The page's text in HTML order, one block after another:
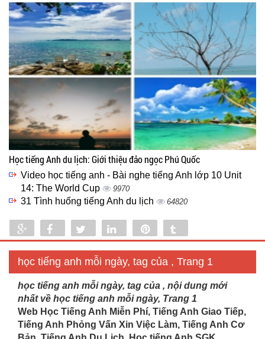
Học tiếng Anh du lịch: Giới thiệu đảo ngọc Phú Quốc
Video học tiếng anh - Bài nghe tiếng Anh lớp 10 Unit
14: The World Cup
9970
31 Tình huống tiếng Anh du lịch 64820
Share Share Tweet Share
học tiếng anh mỗi ngày, tag của , Trang 1
học tiếng anh mỗi ngày, tag của , nội dung mới
nhất về học tiếng anh mỗi ngày, Trang 1
Web Học Tiếng Anh Miễn Phí, Tiếng Anh Giao Tiếp,
Tiếng Anh Phỏng Vấn Xin Việc Làm, Tiếng Anh Cơ